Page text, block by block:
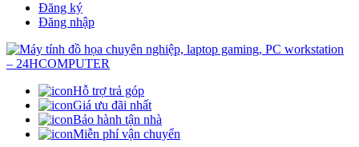
Đăng ký
Đăng nhập
Hỗ trợ trả góp
Giá ưu đãi nhất
Bảo hành tận nhà
Miễn phí vận chuyển